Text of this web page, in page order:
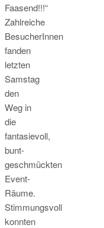
Faasend!!!“
Zahlreiche
BesucherInnen
fanden
letzten
Samstag
den
Weg in
die
fantasievoll,
bunt-
geschmückten
Event-
Räume.
Stimmungsvoll
konnten